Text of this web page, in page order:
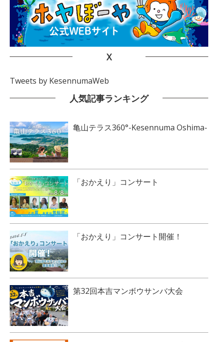
X
Tweets by KesennumaWeb
人気記事ランキング
亀山テラス360°-Kesennuma Oshima-
「おかえり」コンサート
「おかえり」コンサート開催！
第32回本吉マンボウサンバ大会